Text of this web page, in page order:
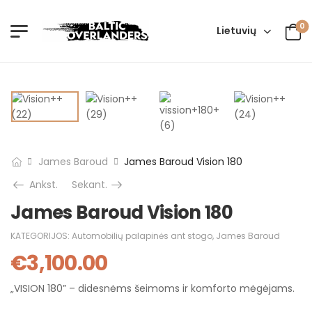
Lietuvių 0
James Baroud
James Baroud Vision 180
Ankst.
Sekant.
James Baroud Vision 180
KATEGORIJOS: Automobilių palapinės ant stogo, James Baroud
€3,100.00
„VISION 180” – didesnėms šeimoms ir komforto mėgėjams.